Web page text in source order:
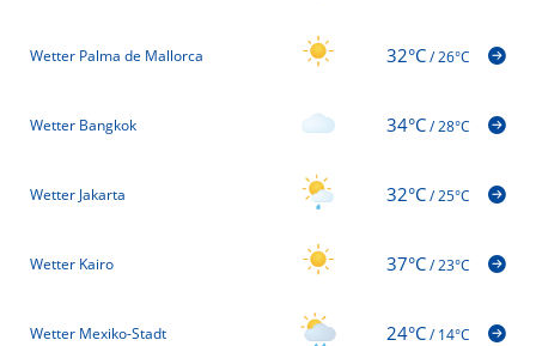
Wetter Palma de Mallorca 32°C/26°C
Wetter Bangkok 34°C/28°C
Wetter Jakarta 32°C/25°C
Wetter Kairo 37°C/23°C
Wetter Mexiko-Stadt 24°C/14°C